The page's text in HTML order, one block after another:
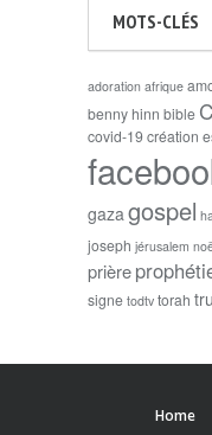
MOTS-CLÉS
adoration afrique
benny hinn bible
covid-19création
gazagospel
joseph jérusalem
prière
signe todtv torah
Home